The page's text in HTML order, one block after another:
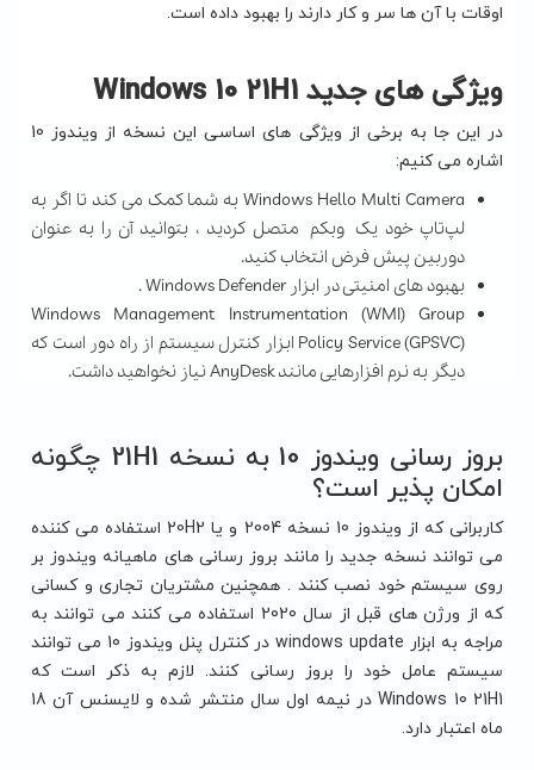
اوقات با آن ها سر و کار دارند را بهبود داده است.
ویژگی های جدید Windows 10 21H1
در این جا به برخی از ویژگی های اساسی این نسخه از ویندوز 10
اشاره می کنیم:
Windows Hello Multi Camera به شما کمک می کند تا اگر به
لپ‌تاپ خود یک وبکم متصل کردید ، بتوانید آن را به عنوان
دوربین پیش فرض انتخاب کنید.
بهبود های امنیتی در ابزار Windows Defender .
Windows Management Instrumentation (WMI) Group
Policy Service (GPSVC) ابزار کنترل سیستم از راه دور است که
دیگر به نرم افزارهایی مانند AnyDesk نیاز نخواهید داشت.
بروز رسانی ویندوز 10 به نسخه 21H1 چگونه
امکان پذیر است؟
کاربرانی که از ویندوز 10 نسخه 2004 و یا 20H2 استفاده می کننده
می توانند نسخه جدید را مانند بروز رسانی های ماهیانه ویندوز بر
روی سیستم خود نصب کنند . همچنین مشتریان تجاری و کسانی
که از ورژن های قبل از سال 2020 استفاده می کنند می توانند به
مراجه به ابزار windows update در کنترل پنل ویندوز 10 می توانند
سیستم عامل خود را بروز رسانی کنند. لازم به ذکر است که
Windows 10 21H1 در نیمه اول سال منتشر شده و لایسنس آن 18
ماه اعتبار دارد.